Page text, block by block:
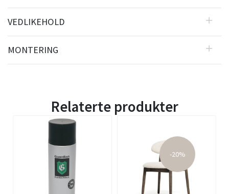
VEDLIKEHOLD
MONTERING
Relaterte produkter
-20%